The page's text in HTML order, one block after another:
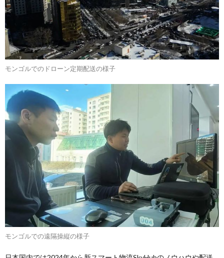
モンゴルでのドローン定期配送の様子
モンゴルでの遠隔操縦の様子